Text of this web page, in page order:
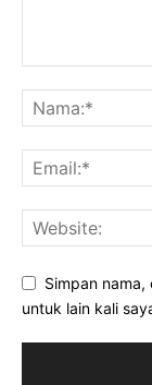
Simpan
untuk lain kali